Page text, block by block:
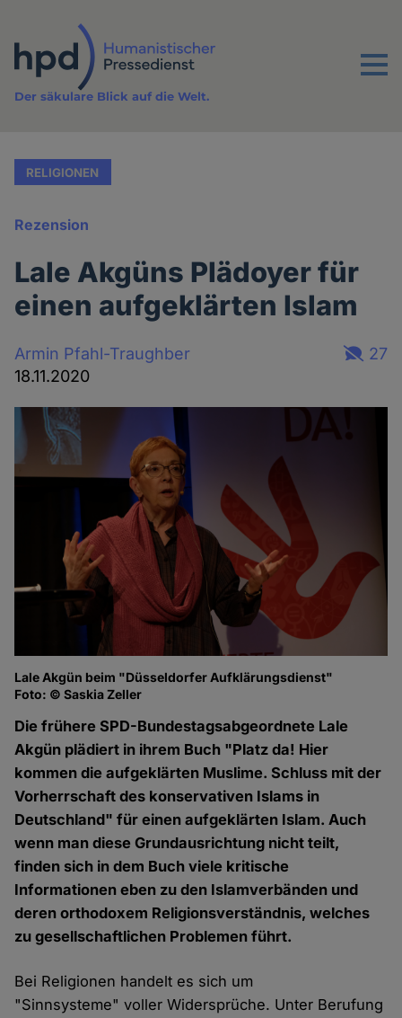
Inhalt
Menu
Der säkulare Blick auf die Welt.
RELIGIONEN
Rezension
Lale Akgüns Plädoyer für
einen aufgeklärten Islam
Armin Pfahl-Traughber
18.11.2020
27
Lale Akgün beim "Düsseldorfer Aufklärungsdienst"
Foto: © Saskia Zeller
Die frühere SPD-Bundestagsabgeordnete Lale
Akgün plädiert in ihrem Buch "Platz da! Hier
kommen die aufgeklärten Muslime. Schluss mit der
Vorherrschaft des konservativen Islams in
Deutschland" für einen aufgeklärten Islam. Auch
wenn man diese Grundausrichtung nicht teilt,
finden sich in dem Buch viele kritische
Informationen eben zu den Islamverbänden und
deren orthodoxem Religionsverständnis, welches
zu gesellschaftlichen Problemen führt.
Bei Religionen handelt es sich um
"Sinnsysteme" voller Widersprüche. Unter Berufung